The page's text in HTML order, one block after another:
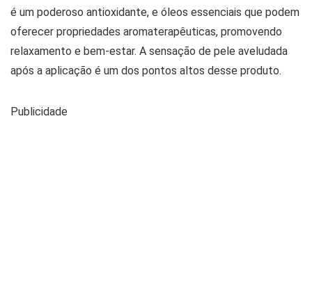
é um poderoso antioxidante, e óleos essenciais que podem
oferecer propriedades aromaterapêuticas, promovendo
relaxamento e bem-estar. A sensação de pele aveludada
após a aplicação é um dos pontos altos desse produto.
Publicidade